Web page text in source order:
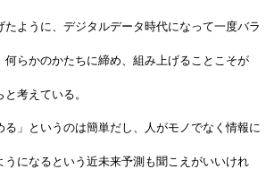
ように、デジタルデータ時代になって一度バラ
何らかのかたちに締め、組み上げることこそが
考えている。
る」というのは簡単だし、人がモノでなく情報に
うになるという近未来予測も聞こえがいいけれ